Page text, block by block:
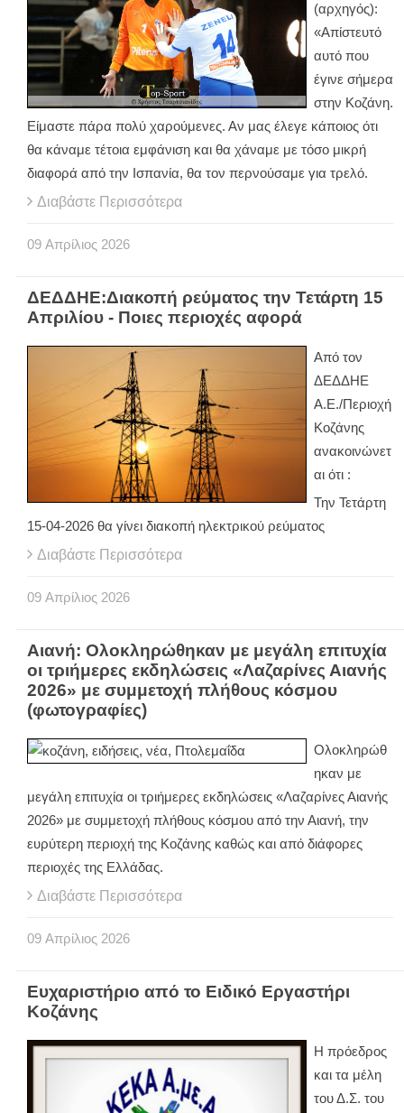
(αρχηγός):
«Απίστευτό
αυτό που
έγινε σήμερα
στην Κοζάνη.
Είμαστε πάρα πολύ χαρούμενες. Αν μας έλεγε κάποιος ότι
θα κάναμε τέτοια εμφάνιση και θα χάναμε με τόσο μικρή
διαφορά από την Ισπανία, θα τον περνούσαμε για τρελό.
Διαβάστε Περισσότερα
09 Απρίλιος 2026
ΔΕΔΔΗΕ:Διακοπή ρεύματος την Τετάρτη 15
Απριλίου - Ποιες περιοχές αφορά
Από τον
ΔΕΔΔΗΕ
Α.Ε./Περιοχή
Κοζάνης
ανακοινώνετ
αι ότι :
Την Τετάρτη
15-04-2026 θα γίνει διακοπή ηλεκτρικού ρεύματος
Διαβάστε Περισσότερα
09 Απρίλιος 2026
Αιανή: Ολοκληρώθηκαν με μεγάλη επιτυχία
οι τριήμερες εκδηλώσεις «Λαζαρίνες Αιανής
2026» με συμμετοχή πλήθους κόσμου
(φωτογραφίες)
Ολοκληρώθ
ηκαν με
μεγάλη επιτυχία οι τριήμερες εκδηλώσεις «Λαζαρίνες Αιανής
2026» με συμμετοχή πλήθους κόσμου από την Αιανή, την
ευρύτερη περιοχή της Κοζάνης καθώς και από διάφορες
περιοχές της Ελλάδας.
Διαβάστε Περισσότερα
09 Απρίλιος 2026
Ευχαριστήριο από το Ειδικό Εργαστήρι
Κοζάνης
Η πρόεδρος
και τα μέλη
του Δ.Σ. του